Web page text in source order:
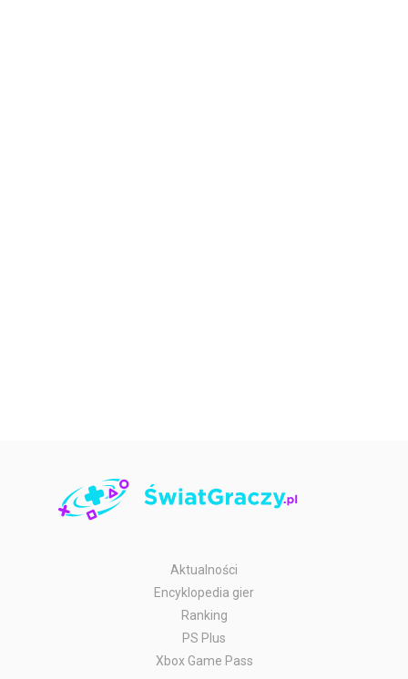
Aktualności
Encyklopedia gier
Ranking
PS Plus
Xbox Game Pass